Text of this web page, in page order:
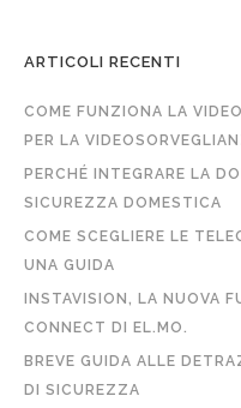
ARTICOLI RECENTI
COME FUNZIONA LA
PER LA
PERCHÉ INTEGRARE LA
SICUREZZA DOMESTICA
COME SCEGLIERE LE
UNA GUIDA
INSTAVISION, LA NUOVA
CONNECT DI EL.MO.
BREVE GUIDA ALLE
DI SICUREZZA